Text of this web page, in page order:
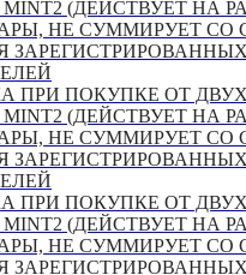
(ДЕЙСТВУЕТ НА
НЕ СУММИРУЕТ СО
ЗАРЕГИСТРИРОВАННЫХ
ПРИ ПОКУПКЕ ОТ
(ДЕЙСТВУЕТ НА
НЕ СУММИРУЕТ СО
ЗАРЕГИСТРИРОВАННЫХ
ПРИ ПОКУПКЕ ОТ
(ДЕЙСТВУЕТ НА
НЕ СУММИРУЕТ СО
ЗАРЕГИСТРИРОВАННЫХ